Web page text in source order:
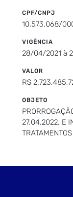
CPF/CNPJ
10.573.068/
VIGÊNCIA
28/04/2021 à
VALOR
R$
OBJETO
27.04.2022. E